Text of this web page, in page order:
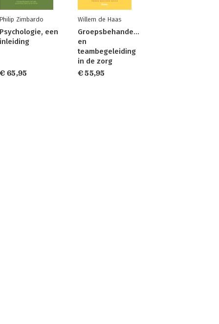
Philip Zimbardo
Psychologie, een
inleiding
€ 65,95
Willem de Haas
Groepsbehandeling
en
teambegeleiding
in de zorg
€ 55,95